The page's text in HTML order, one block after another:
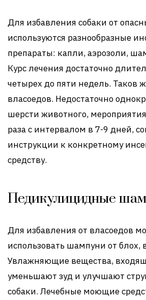
Для избавления собаки от
используются разнообразные
препараты: капли, аэрозоли,
Курс лечения достаточно
четырех до пяти недель. Таков
власоедов. Недостаточно
шерсти животного,
раза с интервалом в 7-9 дней,
инструкции к конкретному
средству.
Педикулицидные
Для избавления от власоедов
использовать шампуни от
Увлажняющие вещества,
уменьшают зуд и улучшают
собаки. Лечебные моющие